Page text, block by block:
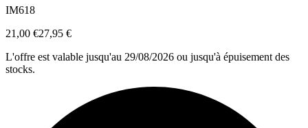
IM618
21,00 €27,95 €
L'offre est valable jusqu'au 29/08/2026 ou jusqu'à épuisement des
stocks.